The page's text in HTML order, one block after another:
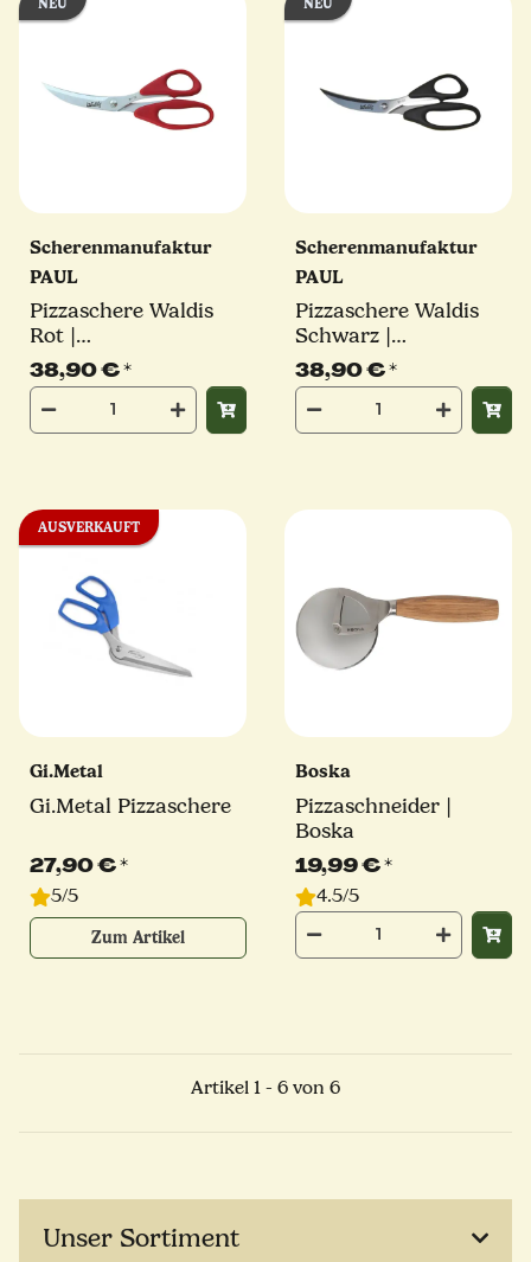
Scherenmanufaktur
PAUL
Pizzaschere Waldis
Rot |
Scherenmanufaktur
PAUL inkl.
Geschenkkarton
38,90 €*
Scherenmanufaktur
PAUL
Pizzaschere Waldis
Schwarz |
Scherenmanufaktur
PAUL inkl.
Geschenkkarton
38,90 €*
AUSVERKAUFT
Gi.Metal
Gi.Metal Pizzaschere
27,90 €*
5/5
Zum Artikel
Boska
Pizzaschneider |
Boska
19,99 €*
4.5/5
Artikel 1 - 6 von 6
Unser Sortiment